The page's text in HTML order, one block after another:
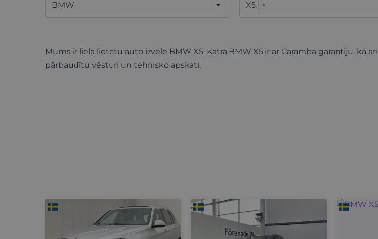
BMW X5 ×
Mums ir liela lietotu auto izvēle BMW X5. Katra BMW X5 ir ar Caramba garantiju, kā arī
pārbaudītu vēsturi un tehnisko apskati.